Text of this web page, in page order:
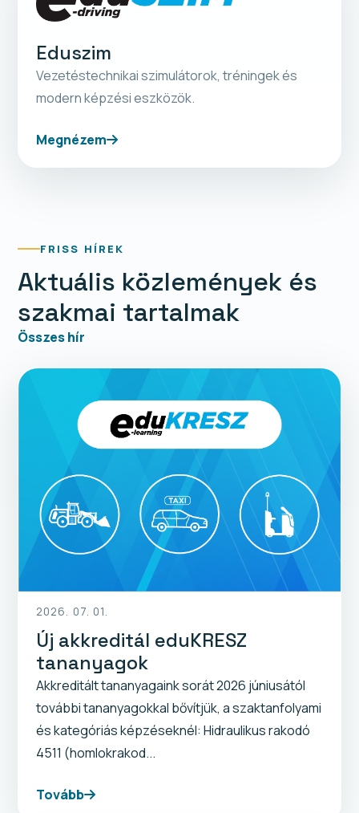
Eduszim
Vezetéstechnikai szimulátorok, tréningek és
modern képzési eszközök.
Megnézem
FRISS HÍREK
Aktuális közlemények és
szakmai tartalmak
Összes hír
2026. 07. 01.
Új akkreditál eduKRESZ
tananyagok
Akkreditált tananyagaink sorát 2026 júniusától
további tananyagokkal bővítjük, a szaktanfolyami
és kategóriás képzéseknél: Hidraulikus rakodó
4511 (homlokrakod...
Tovább